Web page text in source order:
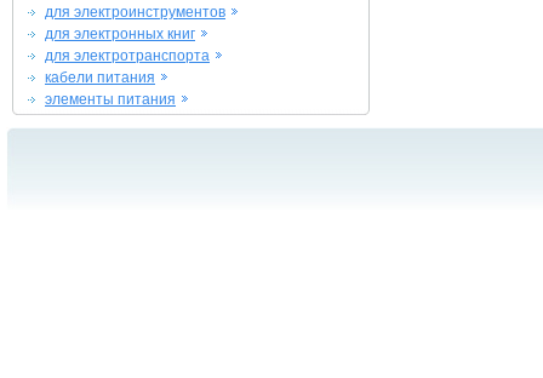
для электроинструментов
для электронных книг
для электротранспорта
кабели питания
элементы питания